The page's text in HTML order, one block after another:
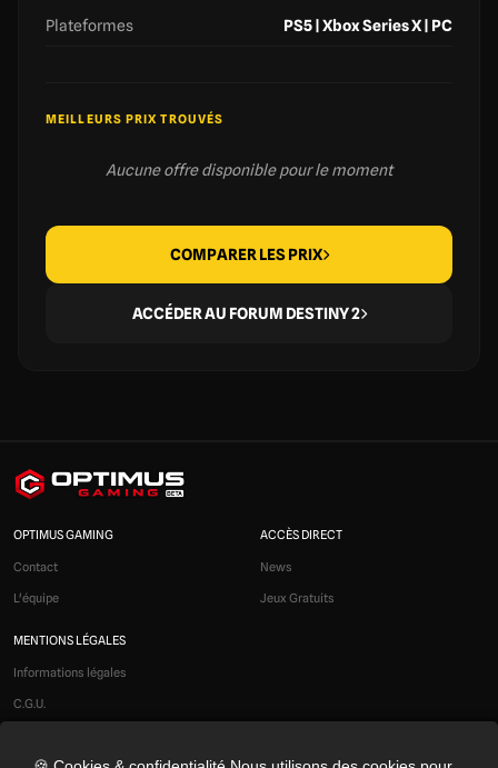
Plateformes PS5 | Xbox Series X | PC
MEILLEURS PRIX TROUVÉS
Aucune offre disponible pour le moment
COMPARER LES PRIX
ACCÉDER AU FORUM DESTINY 2
OPTIMUS GAMING
Contact
L'équipe
ACCÈS DIRECT
News
Jeux Gratuits
MENTIONS LÉGALES
Informations légales
C.G.U.